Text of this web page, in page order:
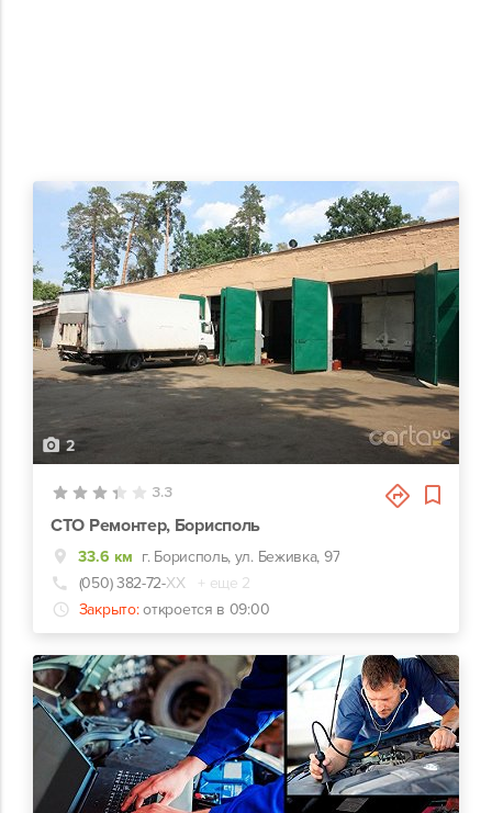
2
3.3
СТО Ремонтер, Борисполь
33.6 км г. Борисполь, ул. Беживка, 97
(050) 382-72-ХХ
+ еще 2
Закрыто: откроется в 09:00